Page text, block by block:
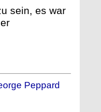
sein, es war
Peppard